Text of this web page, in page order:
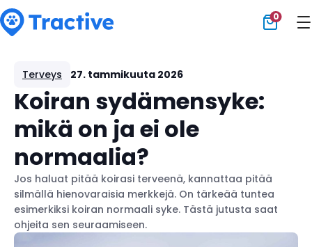
0
Terveys 27. tammikuuta 2026
Koiran sydämensyke:
mikä on ja ei ole
normaalia?
Jos haluat pitää koirasi terveenä, kannattaa pitää
silmällä hienovaraisia merkkejä. On tärkeää tuntea
esimerkiksi koiran normaali syke. Tästä jutusta saat
ohjeita sen seuraamiseen.